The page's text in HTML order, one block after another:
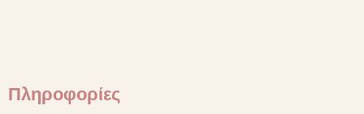
Πληροφορίες